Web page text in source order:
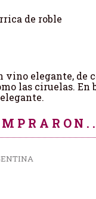
de roble
vino elegante,
las ciruelas.